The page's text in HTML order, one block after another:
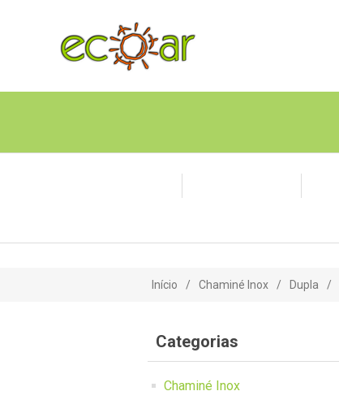
Início / Chaminé Inox / Dupla /
Categorias
Chaminé Inox